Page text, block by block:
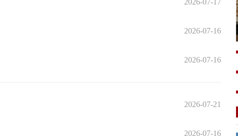
2026-07-17
2026-07-16
2026-07-16
2026-07-21
2026-07-16